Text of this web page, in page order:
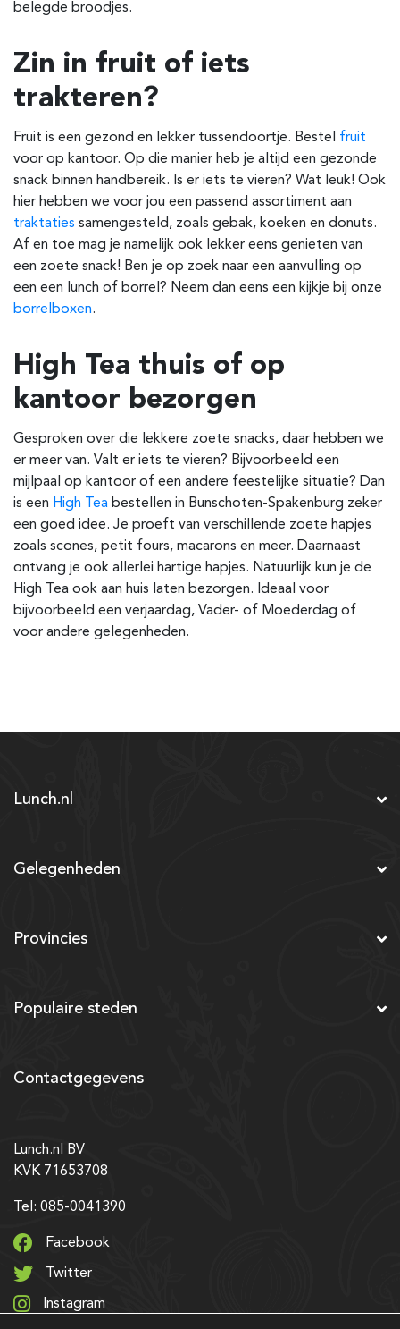
belegde broodjes.
Zin in fruit of iets
trakteren?
Fruit is een gezond en lekker tussendoortje. Bestel fruit
voor op kantoor. Op die manier heb je altijd een gezonde
snack binnen handbereik. Is er iets te vieren? Wat leuk! Ook
hier hebben we voor jou een passend assortiment aan
traktaties samengesteld, zoals gebak, koeken en donuts.
Af en toe mag je namelijk ook lekker eens genieten van
een zoete snack! Ben je op zoek naar een aanvulling op
een een lunch of borrel? Neem dan eens een kijkje bij onze
borrelboxen.
High Tea thuis of op
kantoor bezorgen
Gesproken over die lekkere zoete snacks, daar hebben we
er meer van. Valt er iets te vieren? Bijvoorbeeld een
mijlpaal op kantoor of een andere feestelijke situatie? Dan
is een High Tea bestellen in Bunschoten-Spakenburg zeker
een goed idee. Je proeft van verschillende zoete hapjes
zoals scones, petit fours, macarons en meer. Daarnaast
ontvang je ook allerlei hartige hapjes. Natuurlijk kun je de
High Tea ook aan huis laten bezorgen. Ideaal voor
bijvoorbeeld een verjaardag, Vader- of Moederdag of
voor andere gelegenheden.
Lunch.nl
Gelegenheden
Provincies
Populaire steden
Contactgegevens
Lunch.nl BV
KVK 71653708
Tel: 085-0041390
Facebook
Twitter
Instagram